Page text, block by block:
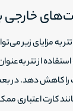
خارجی
به مزایای زیر
از تتر
را کاهش دهد. در
کارت اعتباری